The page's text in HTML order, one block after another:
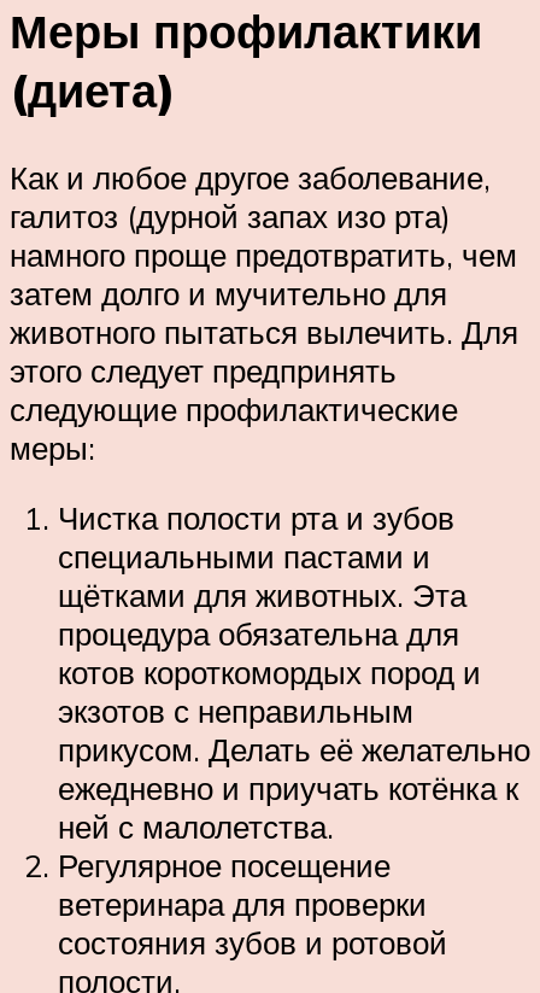
Меры профилактики
(диета)
Как и любое другое заболевание,
галитоз (дурной запах изо рта)
намного проще предотвратить, чем
затем долго и мучительно для
животного пытаться вылечить. Для
этого следует предпринять
следующие профилактические
меры:
Чистка полости рта и зубов
специальными пастами и
щётками для животных. Эта
процедура обязательна для
котов короткомордых пород и
экзотов с неправильным
прикусом. Делать её желательно
ежедневно и приучать котёнка к
ней с малолетства.
Регулярное посещение
ветеринара для проверки
состояния зубов и ротовой
полости.